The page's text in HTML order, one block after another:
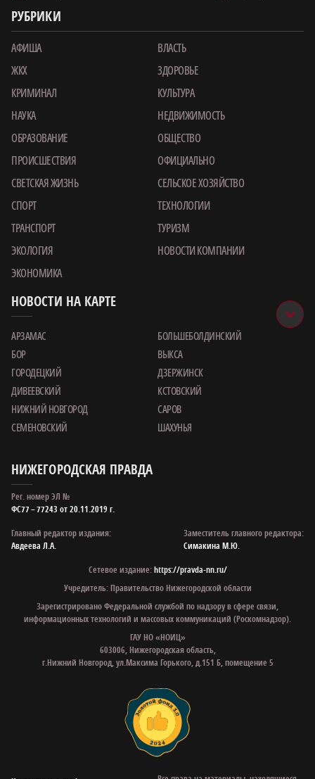
РУБРИКИ
АФИША
ВЛАСТЬ
ЖКХ
ЗДОРОВЬЕ
КРИМИНАЛ
КУЛЬТУРА
НАУКА
НЕДВИЖИМОСТЬ
ОБРАЗОВАНИЕ
ОБЩЕСТВО
ПРОИСШЕСТВИЯ
ОФИЦИАЛЬНО
СВЕТСКАЯ ЖИЗНЬ
СЕЛЬСКОЕ ХОЗЯЙСТВО
СПОРТ
ТЕХНОЛОГИИ
ТРАНСПОРТ
ТУРИЗМ
ЭКОЛОГИЯ
НОВОСТИ КОМПАНИИ
ЭКОНОМИКА
НОВОСТИ НА КАРТЕ
АРЗАМАС
БОЛЬШЕБОЛДИНСКИЙ
БОР
ВЫКСА
ГОРОДЕЦКИЙ
ДЗЕРЖИНСК
ДИВЕЕВСКИЙ
КСТОВСКИЙ
НИЖНИЙ НОВГОРОД
САРОВ
СЕМЕНОВСКИЙ
ШАХУНЬЯ
НИЖЕГОРОДСКАЯ ПРАВДА
Рег. номер ЭЛ №
ФС77 – 77243 от 20.11.2019 г.
Главный редактор издания:
Авдеева Л.А.
Заместитель главного редактора:
Симакина М.Ю.
Сетевое издание:https://pravda-nn.ru/
Учредитель: Правительство Нижегородской области
Зарегистрировано Федеральной службой по надзору в сфере связи,
информационных технологий и массовых коммуникаций (Роскомнадзор).
ГАУ НО «НОИЦ»
603006, Нижегородская область,
г.Нижний Новгород, ул.Максима Горького, д.151 Б, помещение 5